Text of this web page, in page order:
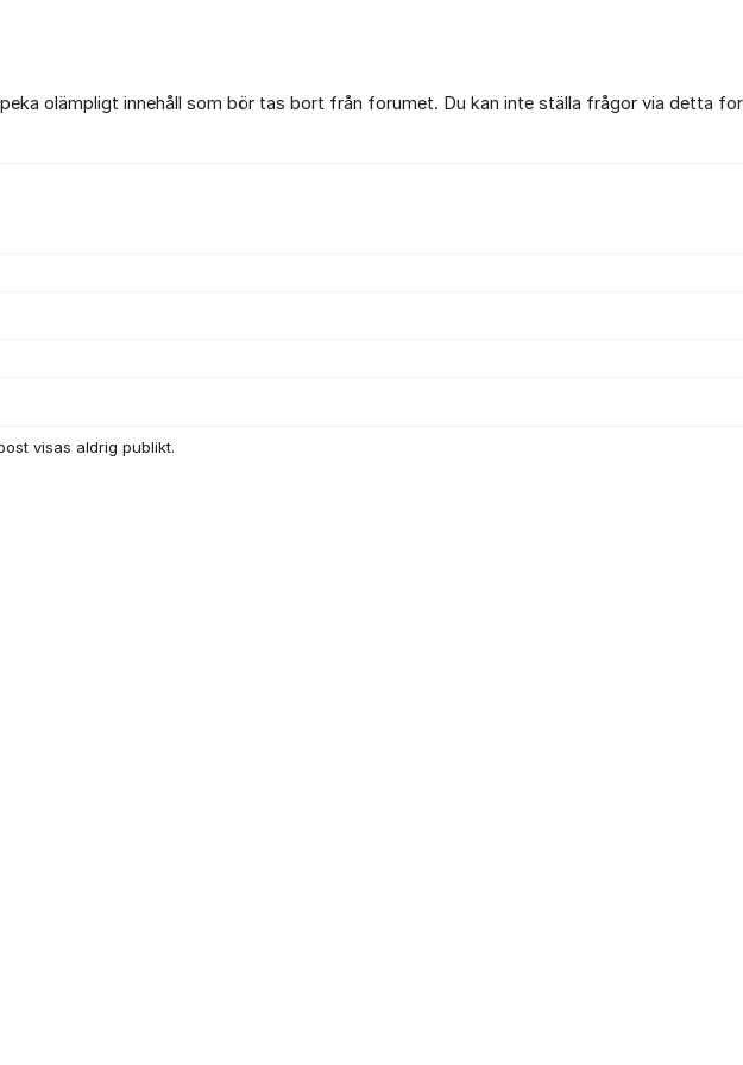
olämpligt innehåll som bör tas bort från forumet. Du kan inte ställa frågor via detta
visas aldrig publikt.